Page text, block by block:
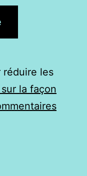
réduire les
la façon